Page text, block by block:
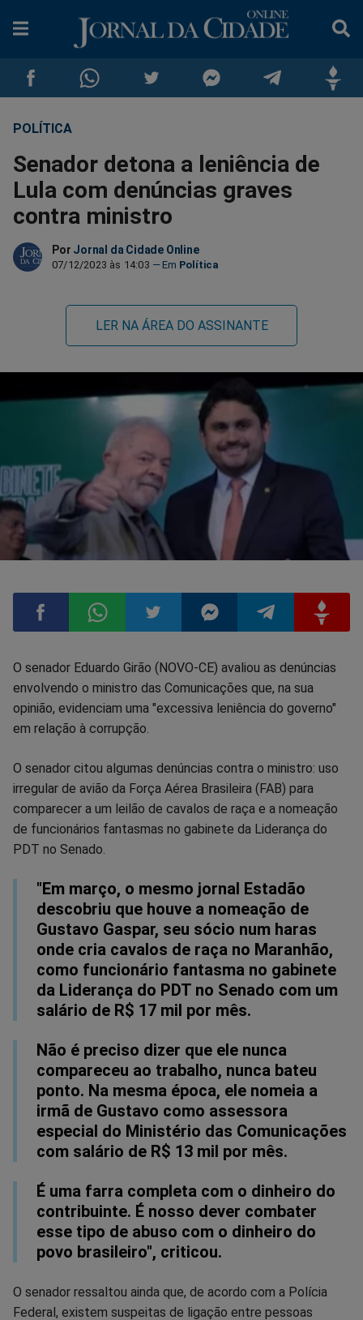
Compartilhar
no
Facebook
Compartilhar
no
Whatsapp
no
Twitter
no
no
POLÍTICA
Senador detona a leniência de
Lula com denúncias graves
contra ministro
Por Jornal da Cidade Online
07/12/2023 às 14:03 Política
LER NA ÁREA DO ASSINANTE
Compartilhar
no
Compartilhar
no
Compartilhar
no
Compartilhar
no
Compartilhar
no
no
O senador Eduardo Girão (NOVO-CE) avaliou as denúncias
envolvendo o ministro das Comunicações que, na sua
opinião, evidenciam uma "excessiva leniência do governo"
em relação à corrupção.
O senador citou algumas denúncias contra o ministro: uso
irregular de avião da Força Aérea Brasileira (FAB) para
comparecer a um leilão de cavalos de raça e a nomeação
de funcionários fantasmas no gabinete da Liderança do
PDT no Senado.
"Em março, o mesmo jornal Estadão
descobriu que houve a nomeação de
Gustavo Gaspar, seu sócio num haras
onde cria cavalos de raça no Maranhão,
como funcionário fantasma no gabinete
da Liderança do PDT no Senado com um
salário de R$ 17 mil por mês.
Não é preciso dizer que ele nunca
compareceu ao trabalho, nunca bateu
ponto. Na mesma época, ele nomeia a
irmã de Gustavo como assessora
especial do Ministério das Comunicações
com salário de R$ 13 mil por mês.
É uma farra completa com o dinheiro do
contribuinte. É nosso dever combater
esse tipo de abuso com o dinheiro do
povo brasileiro", criticou.
O senador ressaltou ainda que, de acordo com a Polícia
Federal, existem suspeitas de ligação entre pessoas